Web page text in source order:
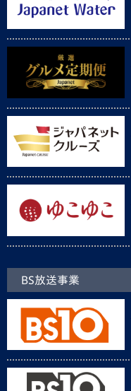
BS放送事業